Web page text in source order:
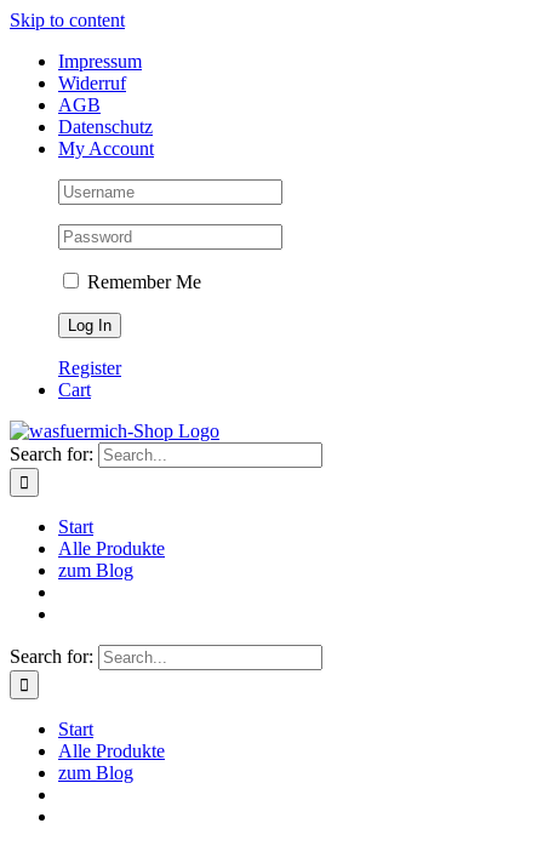
Skip to content
Impressum
Widerruf
AGB
Datenschutz
My Account
Remember Me
Register
Cart
Search for:
Start
Alle Produkte
zum Blog
Search for:
Start
Alle Produkte
zum Blog